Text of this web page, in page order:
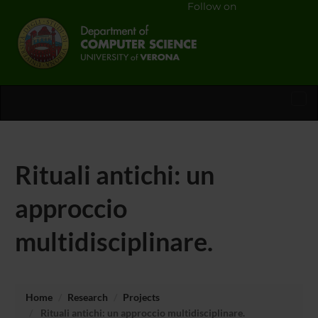
Follow on
Rituali antichi: un
approccio
multidisciplinare.
Home Research
Projects
Rituali antichi: un approccio multidisciplinare.